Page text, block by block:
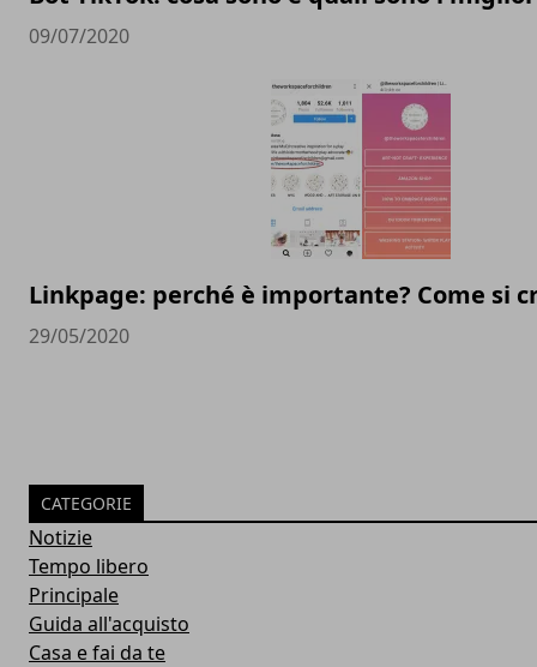
09/07/2020
Linkpage: perché è importante? Come si
29/05/2020
CATEGORIE
Notizie
Tempo libero
Principale
Guida all'acquisto
Casa e fai da te